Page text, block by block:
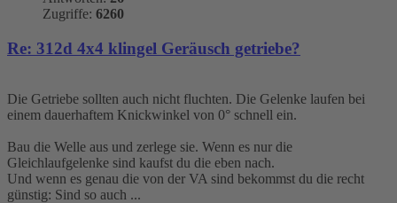
Zugriffe: 6260
Re: 312d 4x4 klingel Geräusch getriebe?
Die Getriebe sollten auch nicht fluchten. Die Gelenke laufen bei
einem dauerhaftem Knickwinkel von 0° schnell ein.
Bau die Welle aus und zerlege sie. Wenn es nur die
Gleichlaufgelenke sind kaufst du die eben nach.
Und wenn es genau die von der VA sind bekommst du die recht
günstig: Sind so auch ...